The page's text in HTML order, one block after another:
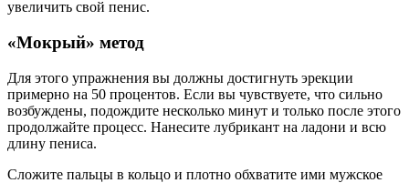
увеличить свой пенис.
«Мокрый» метод
Для этого упражнения вы должны достигнуть эрекции
примерно на 50 процентов. Если вы чувствуете, что сильно
возбуждены, подождите несколько минут и только после этого
продолжайте процесс. Нанесите лубрикант на ладони и всю
длину пениса.
Сложите пальцы в кольцо и плотно обхватите ими мужское